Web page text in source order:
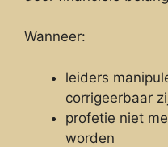
Wanneer:
leiders
corrigeerbaar
profetie niet
worden